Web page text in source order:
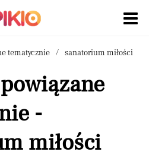
tematycznie sanatorium miłości
-
miłości